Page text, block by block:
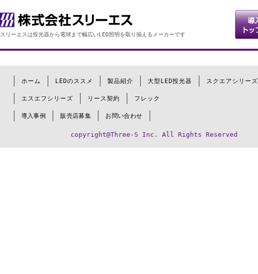
スリーエスは投光器から電球まで幅広いLED照明を取り揃えるメーカーです
ホーム LEDのススメ 製品紹介 大型LED投光器 スクエアシリーズ
エスエフシリーズ リース契約 フレック
導入事例 販売店募集 お問い合わせ
copyright@Three-S Inc. All Rights Reserved